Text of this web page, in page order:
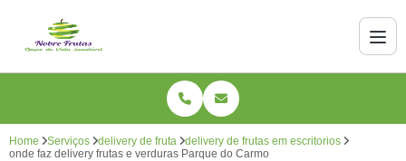
Home Serviços delivery de fruta
delivery de frutas em escritorios
onde faz delivery frutas e verduras Parque do Carmo